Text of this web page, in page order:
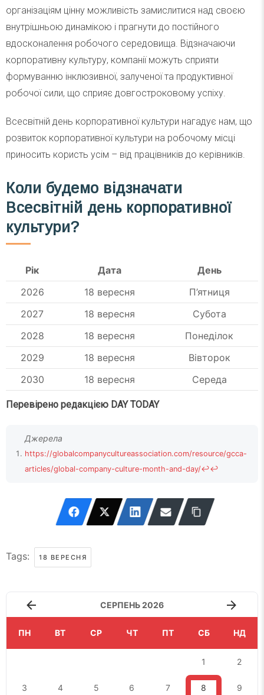
організаціям цінну можливість замислитися над своєю
внутрішньою динамікою і прагнути до постійного
вдосконалення робочого середовища. Відзначаючи
корпоративну культуру, компанії можуть сприяти
формуванню інклюзивної, залученої та продуктивної
робочої сили, що сприяє довгостроковому успіху.
Всесвітній день корпоративної культури нагадує нам, що
розвиток корпоративної культури на робочому місці
приносить користь усім – від працівників до керівників.
Коли будемо відзначати
Всесвітній день корпоративної
культури?
Рік Дата
День
2026
18 вересня
П’ятниця
2027
18 вересня
Субота
2028
18 вересня
Понеділок
2029
18 вересня
Вівторок
2030
18 вересня Середа
Перевірено редакцією DAY TODAY
https://globalcompanycultureassociation.com/resource/gcca-
articles/global-company-culture-month-and-day/↩↩
Tags: 18 ВЕРЕСНЯ
СЕРПЕНЬ 2026
ПН ВТ СР ЧТ ПТ СБ НД
1 2
3 4 5 6 7 8 9